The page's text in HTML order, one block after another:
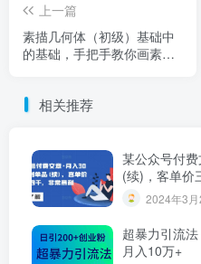
上一篇
素描几何体（初级）基础中
的基础，手把手教你画素描
相关推荐
某公众号付
(续)，客单价
2024年3
超暴力引流
月入10万+